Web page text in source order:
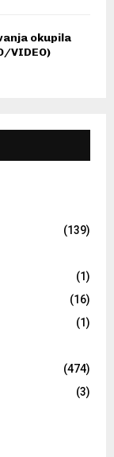
okupila
VIDEO)
(139)
(1)
(16)
(1)
(474)
(3)